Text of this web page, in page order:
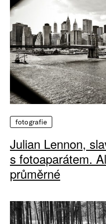
fotografie
Julian Lennon,
s fotoaparátem.
průměrné